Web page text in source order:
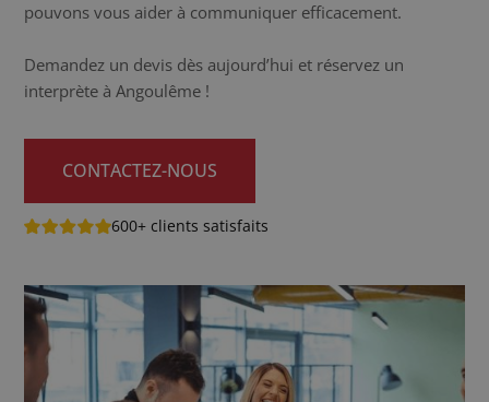
pouvons vous aider à communiquer efficacement.
Demandez un devis dès aujourd’hui et réservez un
interprète à Angoulême !
CONTACTEZ-NOUS
600+ clients satisfaits